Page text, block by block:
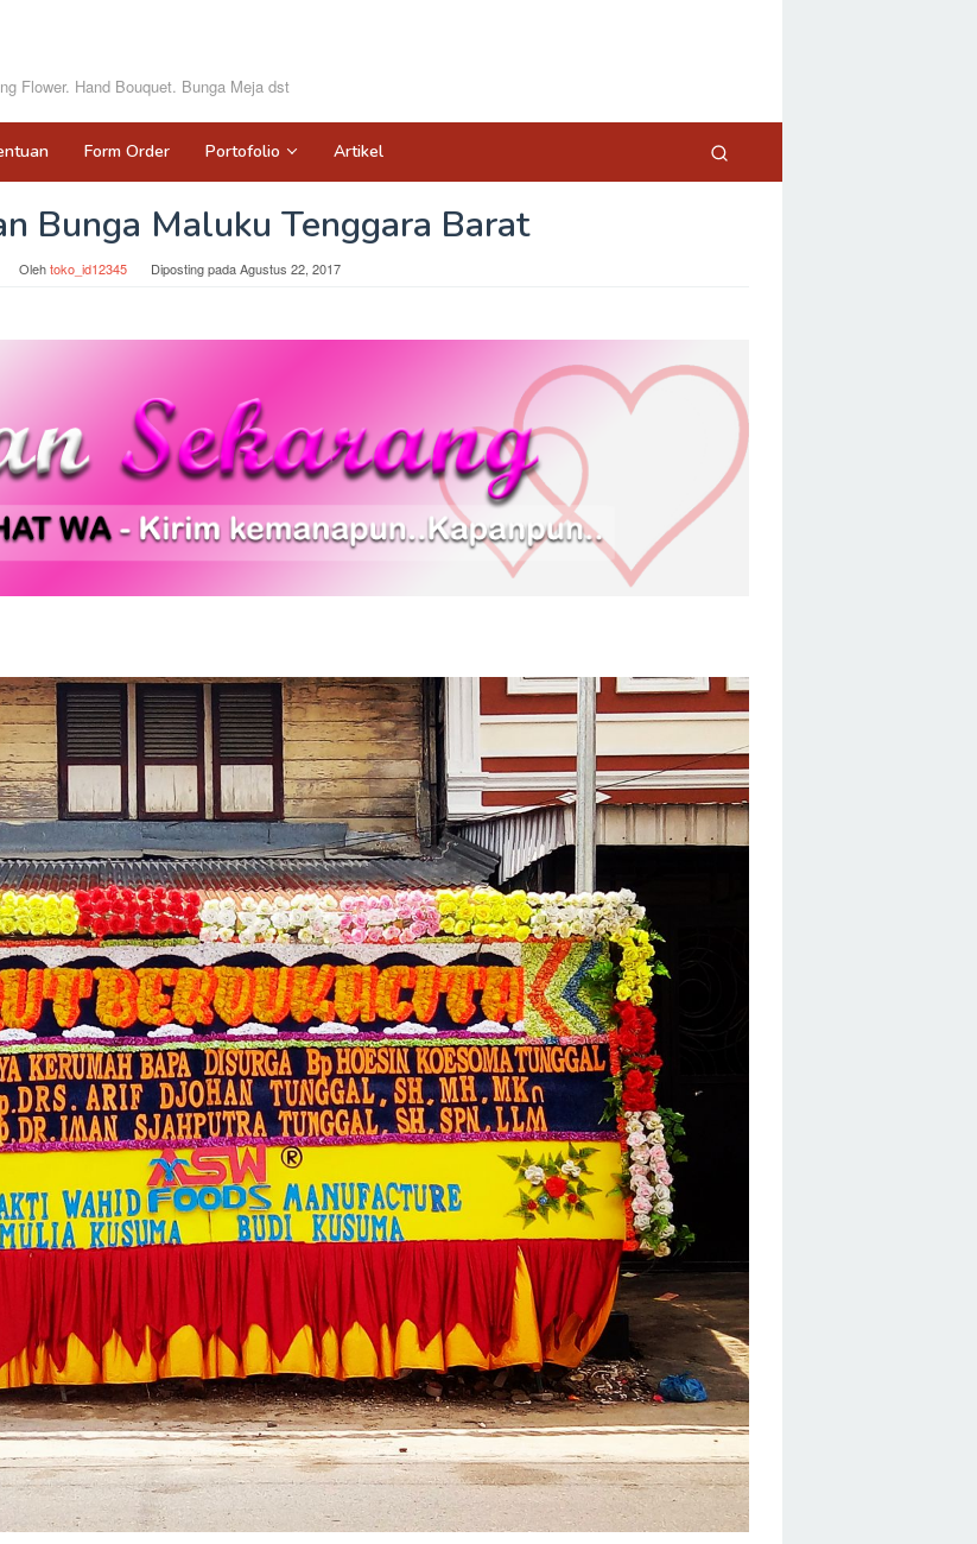
Flower. Hand Bouquet. Bunga Meja dst
Form Order Portofolio Artikel
Bunga Maluku Tenggara Barat
Olehtoko_id12345 Diposting padaAgustus 22, 2017